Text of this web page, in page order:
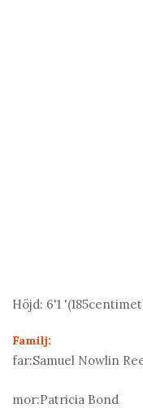
Höjd: 6'1 '(185
Familj:
far:Samuel Nowlin
mor:Patricia Bond